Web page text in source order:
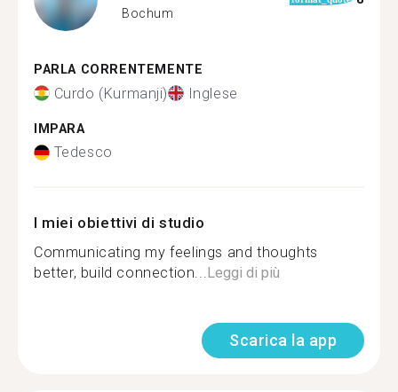
Bochum
PARLA CORRENTEMENTE
Curdo (Kurmanji) Inglese
IMPARA
Tedesco
I miei obiettivi di studio
Communicating my feelings and thoughts
better, build connection...Leggi di più
Scarica la app